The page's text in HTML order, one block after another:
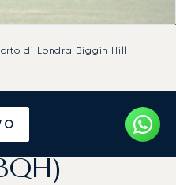
di Londra Biggin Hill
privato per
Biggin